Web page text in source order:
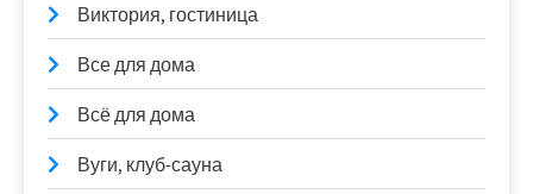
Виктория, гостиница
Все для дома
Всё для дома
Вуги, клуб-сауна